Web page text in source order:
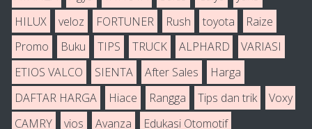
HILUX
veloz FORTUNER Rush toyota
Raize
Promo
Buku TIPS TRUCK ALPHARD
VARIASI
ETIOS VALCO
SIENTA After Sales
Harga
DAFTAR HARGA
Hiace Rangga Tips dan trik
Voxy
CAMRY
vios Avanza
Edukasi Otomotif